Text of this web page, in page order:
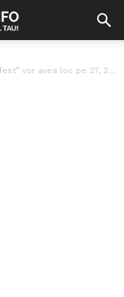
avea loc pe 27, 28 si 29 iulie